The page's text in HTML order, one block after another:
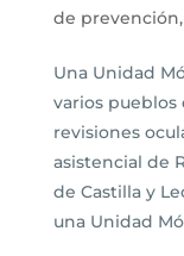
de prevención,
Una Unidad
varios pueblos
revisiones
asistencial de
de Castilla y
una Unidad